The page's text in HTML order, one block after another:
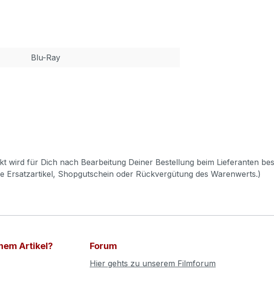
Blu-Ray
wird für Dich nach Bearbeitung Deiner Bestellung beim Lieferanten
Ersatzartikel, Shopgutschein oder Rückvergütung des Warenwerts.)
Artikel? Forum
Hier gehts zu unserem Filmforum